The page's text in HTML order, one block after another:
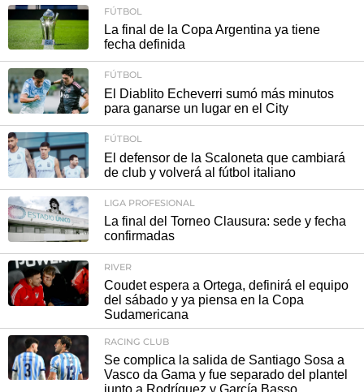
FÚTBOL
La final de la Copa Argentina ya tiene
fecha definida
FÚTBOL
El Diablito Echeverri sumó más minutos
para ganarse un lugar en el City
FÚTBOL
El defensor de la Scaloneta que cambiará
de club y volverá al fútbol italiano
LIGA PROFESIONAL
La final del Torneo Clausura: sede y fecha
confirmadas
RIVER
Coudet espera a Ortega, definirá el equipo
del sábado y ya piensa en la Copa
Sudamericana
RACING CLUB
Se complica la salida de Santiago Sosa a
Vasco da Gama y fue separado del plantel
junto a Rodríguez y García Basso